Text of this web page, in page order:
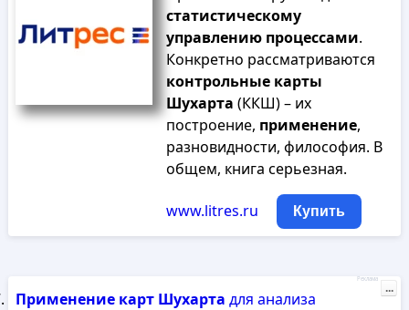
статистическому
управлению процессами.
Конкретно рассматриваются
контрольные карты
Шухарта (ККШ) – их
построение, применение,
разновидности, философия. В
общем, книга серьезная.
www.litres.ru Купить
Применение карт Шухарта для анализа
Реклама
...